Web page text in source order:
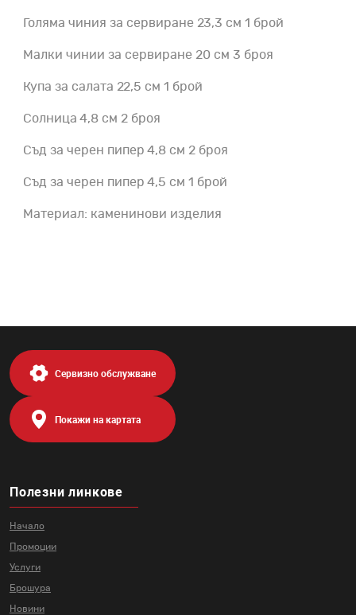
Голяма чиния за сервиране 23,3 см 1 брой
Малки чинии за сервиране 20 см 3 броя
Купа за салата 22,5 см 1 брой
Солница 4,8 см 2 броя
Съд за черен пипер 4,8 см 2 броя
Съд за черен пипер 4,5 см 1 брой
Материал: каменинови изделия
Полезни линкове
Начало
Промоции
Услуги
Брошура
Новини
Сервизно обслужване
Покажи на картата